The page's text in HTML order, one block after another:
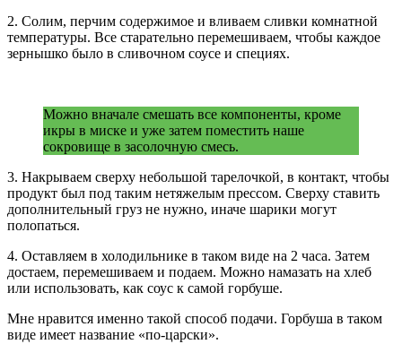
2. Солим, перчим содержимое и вливаем сливки комнатной
температуры. Все старательно перемешиваем, чтобы каждое
зернышко было в сливочном соусе и специях.
Можно вначале смешать все компоненты, кроме
икры в миске и уже затем поместить наше
сокровище в засолочную смесь.
3. Накрываем сверху небольшой тарелочкой, в контакт, чтобы
продукт был под таким нетяжелым прессом. Сверху ставить
дополнительный груз не нужно, иначе шарики могут
полопаться.
4. Оставляем в холодильнике в таком виде на 2 часа. Затем
достаем, перемешиваем и подаем. Можно намазать на хлеб
или использовать, как соус к самой горбуше.
Мне нравится именно такой способ подачи. Горбуша в таком
виде имеет название «по-царски».